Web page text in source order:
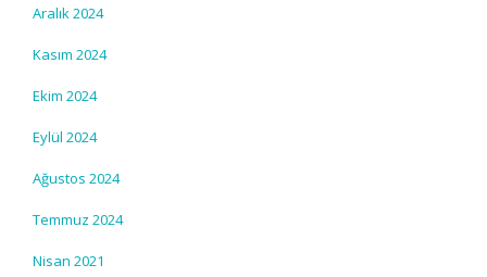
Aralık 2024
Kasım 2024
Ekim 2024
Eylül 2024
Ağustos 2024
Temmuz 2024
Nisan 2021